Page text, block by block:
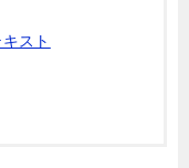
スト